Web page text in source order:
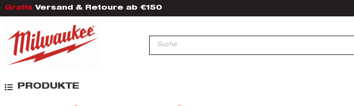
Gratis Versand & Retoure ab €150
PRODUKTE